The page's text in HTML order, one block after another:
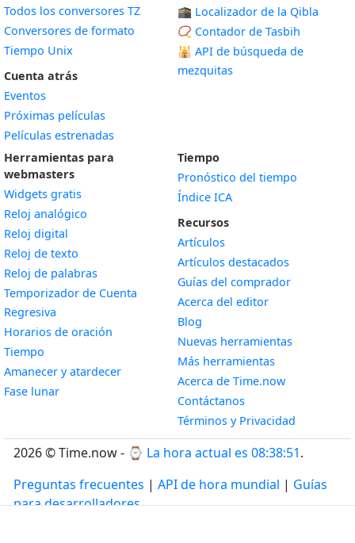
Todos los conversores TZ
Conversores de formato
Tiempo Unix
Cuenta atrás
Eventos
Próximas películas
Películas estrenadas
🕋 Localizador de la Qibla
📿 Contador de Tasbih
🕌 API de búsqueda de
mezquitas
Herramientas para
webmasters
Widgets gratis
Reloj analógico
Reloj digital
Reloj de texto
Reloj de palabras
Temporizador de Cuenta
Regresiva
Horarios de oración
Tiempo
Amanecer y atardecerWidget
Fase lunarWidget
Tiempo
Pronóstico del tiempo
Índice ICA
Recursos
Artículos
Artículos destacados
Guías del comprador
Acerca del editor
Blog
Nuevas herramientas
Más herramientas
Acerca de Time.now
Contáctanos
Términos y Privacidad
2026 © Time.now - ⌚ La hora actual es 08:38:52.
Preguntas frecuentes | API de hora mundial | Guías
para desarrolladores